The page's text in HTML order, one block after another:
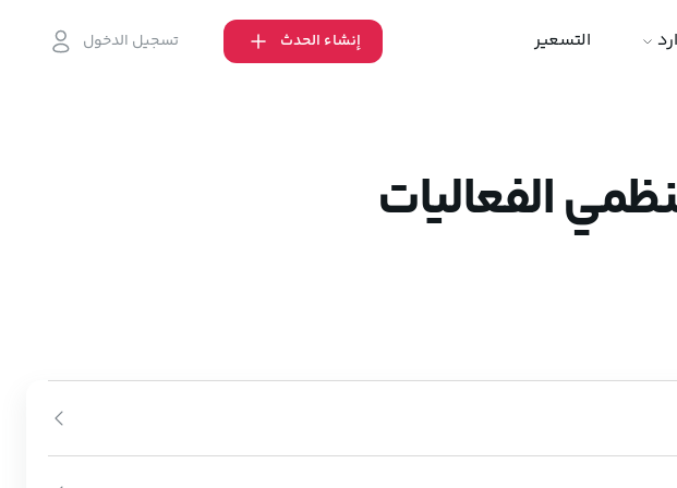
التسعير إنشاء الحدث تسجيل الدخول
الفعاليات